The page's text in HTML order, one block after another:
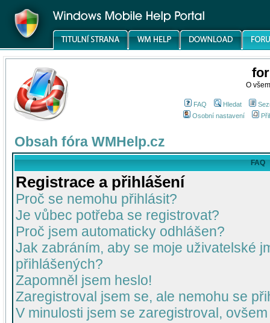
O
FAQ Hledat
Osobní nastavení
Obsah fóra WMHelp.cz
FAQ
Registrace a přihlášení
Proč se nemohu přihlásit?
Je vůbec potřeba se registrovat?
Proč jsem automaticky odhlášen?
Jak zabráním, aby se moje uživatelské
přihlášených?
Zapomněl jsem heslo!
Zaregistroval jsem se, ale nemohu se
V minulosti jsem se zaregistroval,